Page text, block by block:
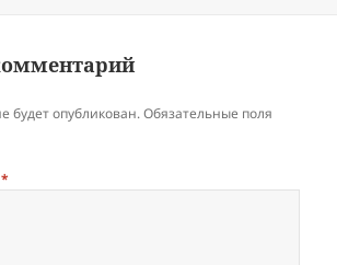
будет опубликован. Обязательные поля
*